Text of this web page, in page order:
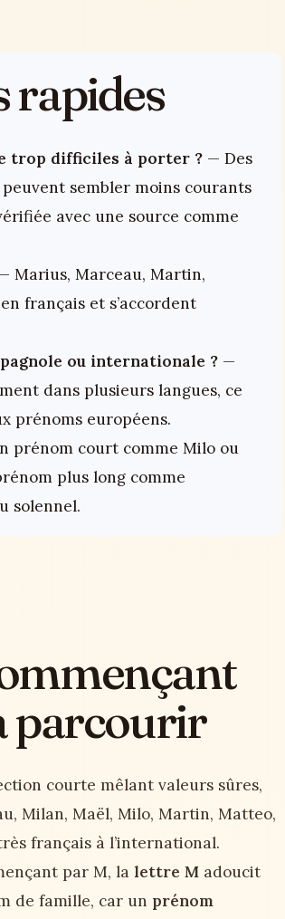
rapides
trop difficiles à porter ? — Des
sembler moins courants
avec une source comme
Marius, Marceau, Martin,
français et s’accordent
ou internationale ? —
dans plusieurs langues, ce
prénoms européens.
prénom court comme Milo ou
plus long comme
solennel.
parcourir
courte mêlant valeurs sûres,
Milan, Maël, Milo, Martin, Matteo,
français à l’international.
par M, la lettre M adoucit
de famille, car un prénom